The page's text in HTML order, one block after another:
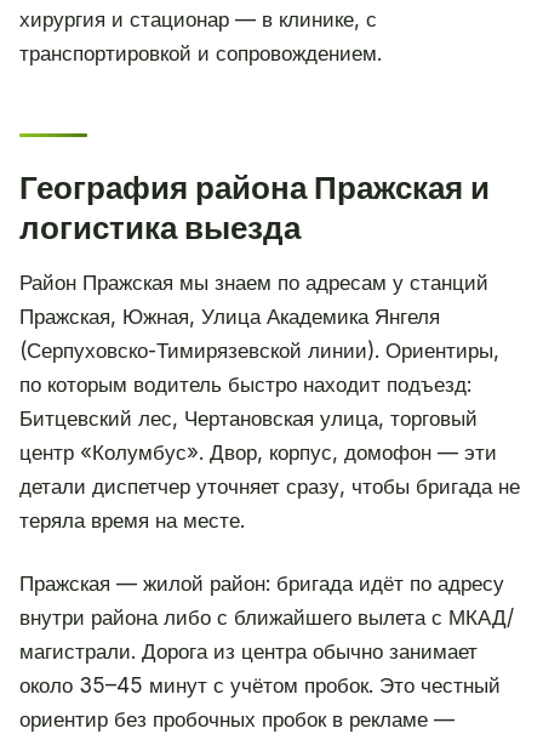
хирургия и стационар — в клинике, с
транспортировкой и сопровождением.
География района Пражская и
логистика выезда
Район Пражская мы знаем по адресам у станций
Пражская, Южная, Улица Академика Янгеля
(Серпуховско-Тимирязевской линии). Ориентиры,
по которым водитель быстро находит подъезд:
Битцевский лес, Чертановская улица, торговый
центр «Колумбус». Двор, корпус, домофон — эти
детали диспетчер уточняет сразу, чтобы бригада не
теряла время на месте.
Пражская — жилой район: бригада идёт по адресу
внутри района либо с ближайшего вылета с МКАД/
магистрали. Дорога из центра обычно занимает
около 35–45 минут с учётом пробок. Это честный
ориентир без пробочных пробок в рекламе —